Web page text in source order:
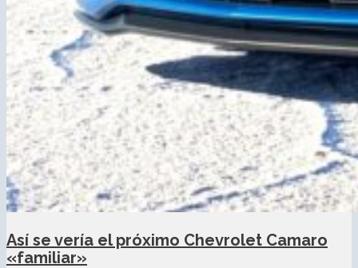
Así se vería el próximo Chevrolet Camaro
«familiar»